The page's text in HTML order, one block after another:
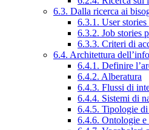
6.3. Dalla ricerca ai
6.3.1. User
6.3.2. Job stories
6.3.3. Criteri di
6.4. Architettura
6.4.1. Definire
6.4.2. Alberatura
6.4.3. Flussi di
6.4.4. Sistemi di
6.4.5. Tipologie
6.4.6. Ontologie e